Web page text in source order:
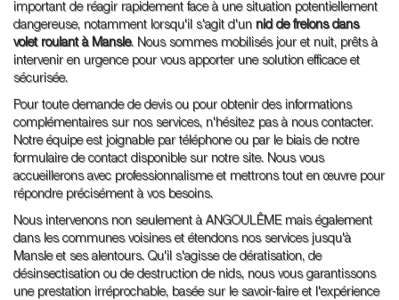
important de réagir rapidement face à une situation potentiellement
dangereuse, notamment lorsqu'il s'agit d'un nid de frelons dans
volet roulant à Mansle. Nous sommes mobilisés jour et nuit, prêts à
intervenir en urgence pour vous apporter une solution efficace et
sécurisée.
Pour toute demande de devis ou pour obtenir des informations
complémentaires sur nos services, n'hésitez pas à nous contacter.
Notre équipe est joignable par téléphone ou par le biais de notre
formulaire de contact disponible sur notre site. Nous vous
accueillerons avec professionnalisme et mettrons tout en œuvre pour
répondre précisément à vos besoins.
Nous intervenons non seulement à ANGOULÊME mais également
dans les communes voisines et étendons nos services jusqu'à
Mansle et ses alentours. Qu'il s'agisse de dératisation, de
désinsectisation ou de destruction de nids, nous vous garantissons
une prestation irréprochable, basée sur le savoir-faire et l'expérience